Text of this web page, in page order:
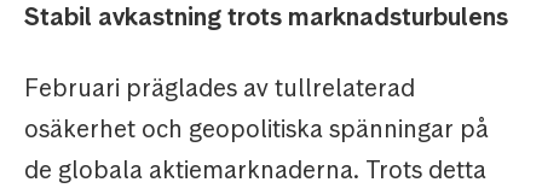
Stabil avkastning trots marknadsturbulens
Februari präglades av tullrelaterad
osäkerhet och geopolitiska spänningar på
de globala aktiemarknaderna. Trots detta